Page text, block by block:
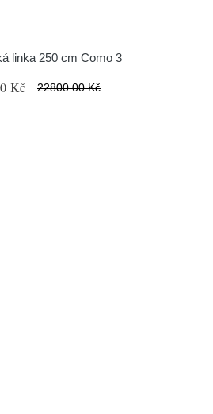
linka 250 cm Como 3
Kč 22800.00 Kč